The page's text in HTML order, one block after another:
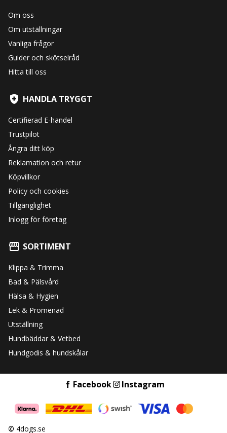
Om oss
Om utställningar
Vanliga frågor
Guider och skötselråd
Hitta till oss
HANDLA TRYGGT
Certifierad E-handel
Trustpilot
Ångra ditt köp
Reklamation och retur
Köpvillkor
Policy och cookies
Tillgänglighet
Inlogg för företag
SORTIMENT
Klippa & Trimma
Bad & Pälsvård
Hälsa & Hygien
Lek & Promenad
Utställning
Hundbäddar & Vetbed
Hundgodis & hundskålar
Facebook Instagram
© 4dogs.se